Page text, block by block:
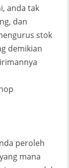
anda tak
dan
stok
demikian
peroleh
mana